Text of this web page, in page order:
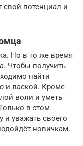
потенциал и
Но в то же время
Чтобы получить
найти
и лаской. Кроме
воли и уметь
в этом
и уважать своего
новичкам.